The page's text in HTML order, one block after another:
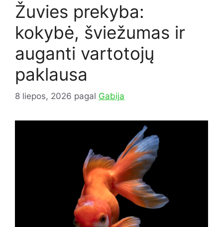
Žuvies prekyba:
kokybė, šviežumas ir
auganti vartotojų
paklausa
8 liepos, 2026 pagal Gabija